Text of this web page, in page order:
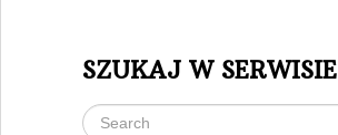
SZUKAJ W SERWISIE